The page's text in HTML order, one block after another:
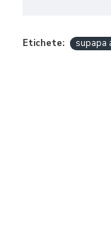
Etichete: supapa